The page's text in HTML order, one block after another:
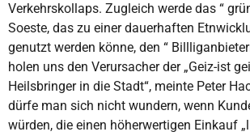
Verkehrskollaps. Zugleich werde das “
Soeste, das zu einer dauerhaften
genutzt werden könne, den “
holen uns den Verursacher der „Geiz-ist
Heilsbringer in die Stadt“, meinte Peter
dürfe man sich nicht wundern, wenn
würden, die einen höherwertigen Einkauf